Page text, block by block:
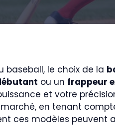
baseball, le choix de la
ou un frappeur
et votre
en tenant
ces modèles peuvent